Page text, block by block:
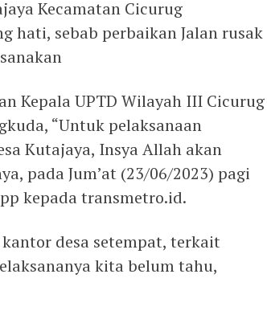
Kecamatan Cicurug
hati, sebab perbaikan Jalan rusak
Kepala UPTD Wilayah III Cicurug
“Untuk pelaksanaan
Kutajaya, Insya Allah akan
pada Jum’at (23/06/2023) pagi
kepada transmetro.id.
desa setempat, terkait
kita belum tahu,